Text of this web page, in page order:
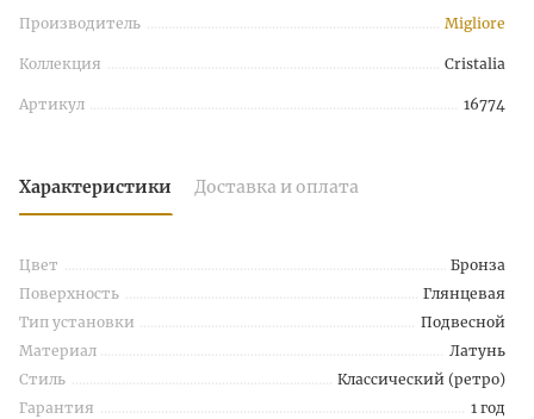
Производитель Migliore
Коллекция Cristalia
Артикул 16774
Характеристики Доставка и оплата
Цвет
Бронза
Поверхность
Глянцевая
Тип установки
Подвесной
Материал
Латунь
Стиль
Классический (ретро)
Гарантия
1 год